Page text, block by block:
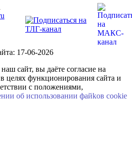
17-06-2026
сайт, вы даёте согласие на
целях функционирования сайта и
с положениями,
об использовании файkов cookie